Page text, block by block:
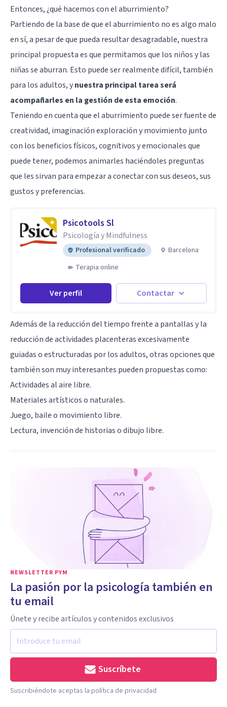
Entonces, ¿qué hacemos con el aburrimiento?
Partiendo de la base de que el aburrimiento no es algo malo
en sí, a pesar de que pueda resultar desagradable, nuestra
principal propuesta es que permitamos que los niños y las
niñas se aburran. Esto puede ser realmente difícil, también
para los adultos, ynuestra principal tarea será
acompañarles en la gestión de esta emoción.
Teniendo en cuenta que el aburrimiento puede ser fuente de
creatividad, imaginación exploración y movimiento junto
con los beneficios físicos, cognitivos y emocionales que
puede tener, podemos animarles haciéndoles preguntas
que les sirvan para empezar a conectar con sus deseos, sus
gustos y preferencias.
Psicotools Sl
Psicología y Mindfulness
Profesional verificado
Barcelona
Terapia online
Ver perfil Contactar
Además de la reducción del tiempo frente a pantallas y la
reducción de actividades placenteras excesivamente
guiadas o estructuradas por los adultos, otras opciones que
también son muy interesantes pueden propuestas como:
Actividades al aire libre.
Materiales artísticos o naturales.
Juego, baile o movimiento libre.
Lectura, invención de historias o dibujo libre.
NEWSLETTER PYM
La pasión por la psicología también en
tu email
Únete y recibe artículos y contenidos exclusivos
Suscríbete
Suscribiéndote aceptas la política de privacidad